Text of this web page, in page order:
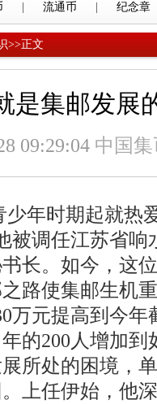
流通币 纪念章
>>正文
是集邮发展
09:29:04 中国
少年时期起就热
被调任江苏省
长。如今，这
路使集邮生机
万元提高到今年
的200人增加到
处的困境，单
上任伊始，他